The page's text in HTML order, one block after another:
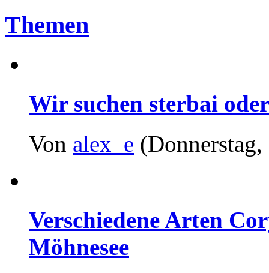
Themen
Wir suchen sterbai
Von alex_e
Verschiedene Arten
Möhnesee